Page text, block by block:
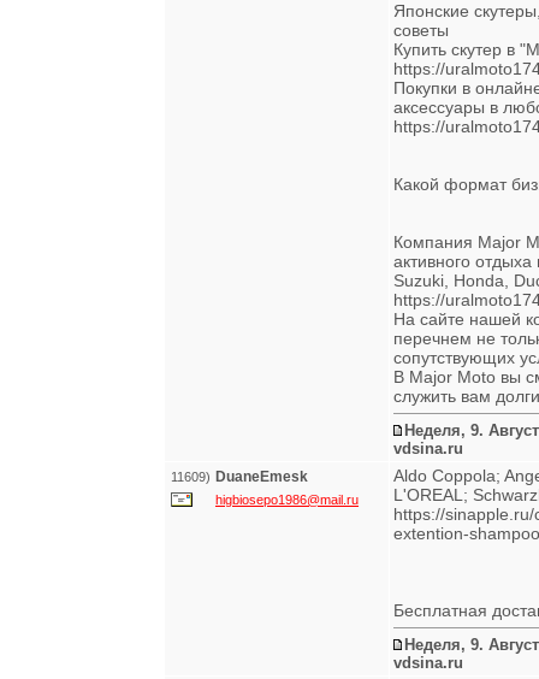
Японские
советы
Купить скутер в
https://
Покупки в
аксессуары в
https://
Какой формат
Компания Major
активного
Suzuki, Honda,
https://
На сайте нашей
перечнем не
сопутствующих
В Major Moto вы
служить вам
Неделя, 9.
vdsina.ru
11609) DuaneEmesk
higbiosepo1986@mail.ru
Aldo Coppola;
L'OREAL;
https://
extention-
Бесплатная
Неделя, 9.
vdsina.ru